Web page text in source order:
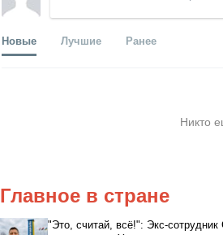
Новые Лучшие Ранее
Никто
Главное в стране
"Это, считай, всё!": Экс-